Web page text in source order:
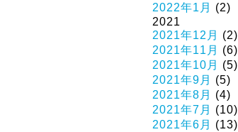
2022年1月
(2)
2021
2021年12月
(2)
2021年11月
(6)
2021年10月
(5)
2021年9月
(5)
2021年8月
(4)
2021年7月
(10)
2021年6月
(13)